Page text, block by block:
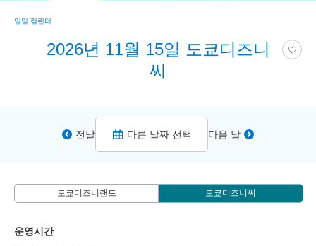
일일 캘린더
2026년 11월 15일 도쿄디즈니
씨
전날 다른 날짜 선택 다음 날
도쿄디즈니랜드 도쿄디즈니씨
운영시간